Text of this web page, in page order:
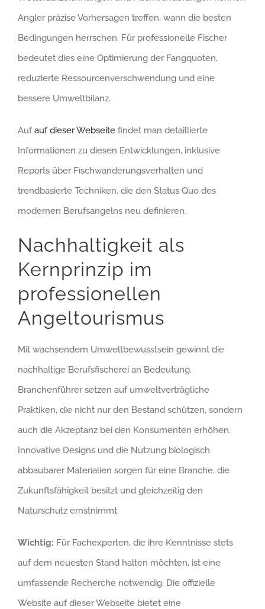
Angler präzise Vorhersagen treffen, wann die besten
Bedingungen herrschen. Für professionelle Fischer
bedeutet dies eine Optimierung der Fangquoten,
reduzierte Ressourcenverschwendung und eine
bessere Umweltbilanz.
Aufauf dieser Webseite findet man detaillierte
Informationen zu diesen Entwicklungen, inklusive
Reports über Fischwanderungsverhalten und
trendbasierte Techniken, die den Status Quo des
modernen Berufsangelns neu definieren.
Nachhaltigkeit als
Kernprinzip im
professionellen
Angeltourismus
Mit wachsendem Umweltbewusstsein gewinnt die
nachhaltige Berufsfischerei an Bedeutung.
Branchenführer setzen auf umweltverträgliche
Praktiken, die nicht nur den Bestand schützen, sondern
auch die Akzeptanz bei den Konsumenten erhöhen.
Innovative Designs und die Nutzung biologisch
abbaubarer Materialien sorgen für eine Branche, die
Zukunftsfähigkeit besitzt und gleichzeitig den
Naturschutz ernstnimmt.
Wichtig: Für Fachexperten, die ihre Kenntnisse stets
auf dem neuesten Stand halten möchten, ist eine
umfassende Recherche notwendig. Die offizielle
Website auf dieser Webseite bietet eine